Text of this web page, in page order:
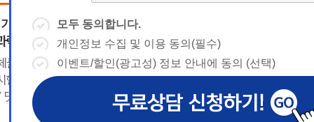
사회복지사1급 취득방법
건강가정사
사회복지학사/전문학사
한국어교원
날짜선택
날
선
예
상담내용(필수)
수강신청
전달
- ctrl+ 방향키 좌,우, 위, 아래 =
날짜선택
날
짜
예
상담내용(필수)
모두 동의합니다.
개인정보 수집 및 이용 동의(필수)
이벤트/할인(광고성) 정보 안내에 동의 (선택)
◆ 개인정보 수집 · 이용 동의
모두 동의합니다.
개인정보 수집 및 이용 동의(필수)
이벤트/할인(광고성) 정보 안내에 동의 (선택)
◆ 개인정보 수집 · 이용 동의
모두 동의합니다.
개인정보 수집 및 이용 동의(필수)
이벤트/할인(광고성) 정보 안내에 동의 (선택)
◆ 개인정보 수집 · 이용 동의
모두 동의합니다.
개인정보 수집 및 이용 동의(필수)
이벤트/할인(광고성) 정보 안내에 동의 (선택)